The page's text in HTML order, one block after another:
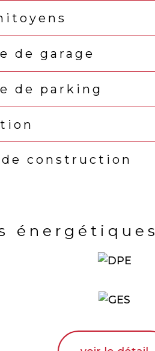
de garage
de parking
de construction
énergétiques